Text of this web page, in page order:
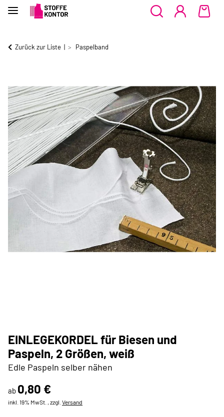
Zurück zur Liste Paspelband
EINLEGEKORDEL für Biesen und
Paspeln, 2 Größen, weiß
Edle Paspeln selber nähen
ab 0,80 €
inkl. 19% MwSt. , zzgl. Versand